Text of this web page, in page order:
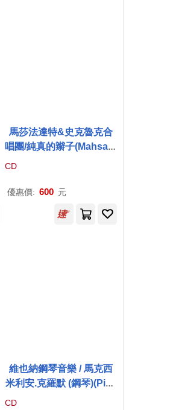
馬莎法達特&史克魯克合
唱團/純真的辮子(Mahsa V
ahdat& SKRUK/Braids o
CD
優惠價: 600 元
維也納鋼琴音樂 / 馬克西
米利安.克羅默 (鋼琴)(Pian
o Music From Vienna / M
CD